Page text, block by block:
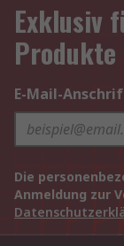
Exklusiv
Produkte
E-Mail-
Die
Anmeldung zur